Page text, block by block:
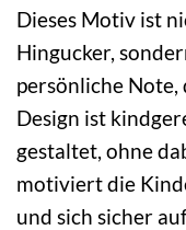
Dieses Motiv ist
Hingucker,
persönliche
Design ist
gestaltet, ohne
motiviert die
und sich sicher